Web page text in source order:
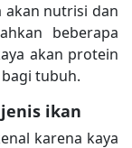
akan nutrisi dan
beberapa
akan protein
tubuh.
ikan
karena kaya